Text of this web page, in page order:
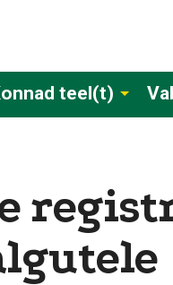
teel(t)